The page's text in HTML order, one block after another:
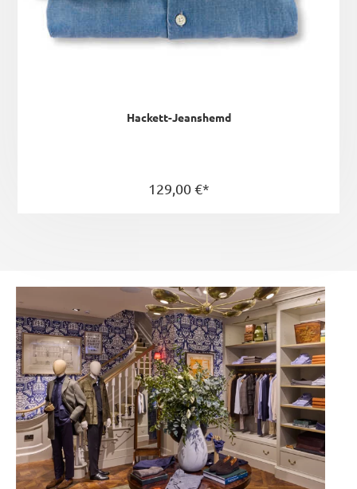
Hackett-Jeanshemd
129,00 €*